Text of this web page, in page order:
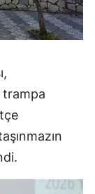
trampa